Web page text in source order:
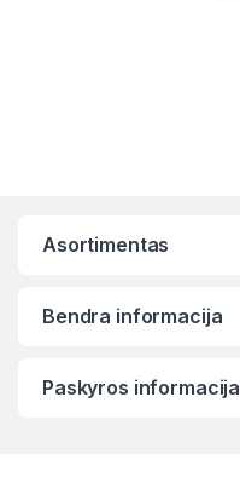
Asortimentas
Bendra informacija
Paskyros informacija